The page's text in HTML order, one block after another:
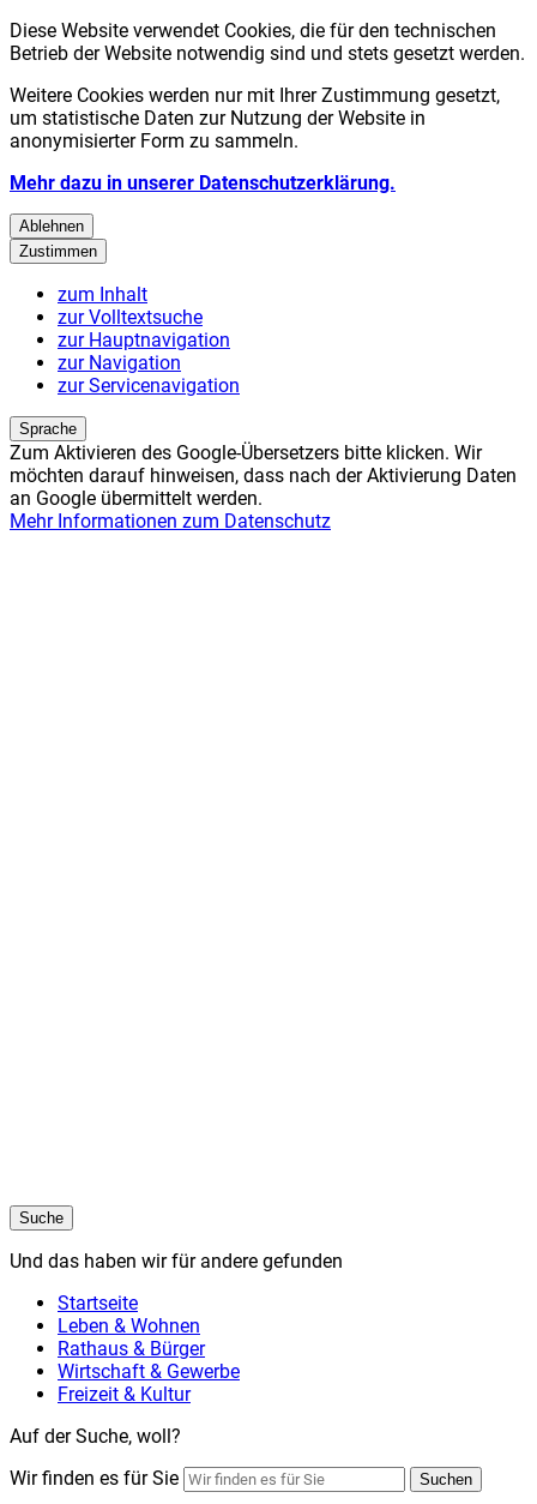
Diese Website verwendet Cookies, die für den technischen
Betrieb der Website notwendig sind und stets gesetzt werden.
Weitere Cookies werden nur mit Ihrer Zustimmung gesetzt,
um statistische Daten zur Nutzung der Website in
anonymisierter Form zu sammeln.
Mehr dazu in unserer Datenschutzerklärung.
Ablehnen
Zustimmen
zum Inhalt
zur Volltextsuche
zur Hauptnavigation
zur Navigation
zur Servicenavigation
Sprache
Zum Aktivieren des Google-Übersetzers bitte klicken. Wir
möchten darauf hinweisen, dass nach der Aktivierung Daten
an Google übermittelt werden.
Mehr Informationen zum Datenschutz
Suche
Und das haben wir für andere gefunden
Startseite
Leben & Wohnen
Rathaus & Bürger
Wirtschaft & Gewerbe
Freizeit & Kultur
Auf der Suche, woll?
Wir finden es für Sie
Suchen